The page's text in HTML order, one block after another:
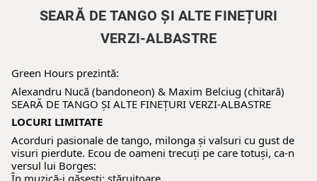
SEARĂ DE TANGO ȘI ALTE FINEȚURI
VERZI-ALBASTRE
Green Hours prezintă:
Alexandru Nucă (bandoneon) & Maxim Belciug (chitară)
SEARĂ DE TANGO ȘI ALTE FINEȚURI VERZI-ALBASTRE
LOCURI LIMITATE
Acorduri pasionale de tango, milonga și valsuri cu gust de
visuri pierdute. Ecou de oameni trecuți pe care totuși, ca-n
versul lui Borges:
În muzică-i găsești: stăruitoare